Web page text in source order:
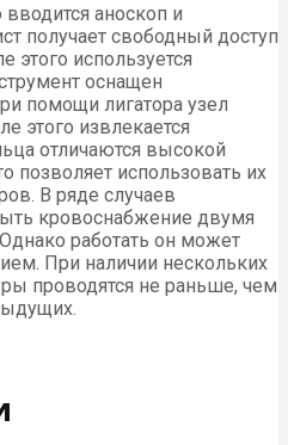
аноскоп и
получает свободный доступ
этого используется
оснащен
помощи лигатора узел
этого извлекается
отличаются высокой
позволяет использовать их
В ряде случаев
кровоснабжение двумя
работать он может
При наличии нескольких
проводятся не раньше, чем